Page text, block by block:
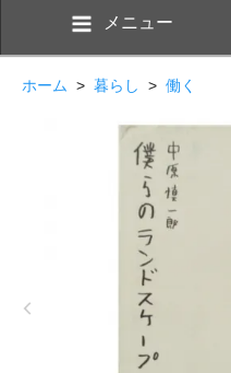
メニュー
ホーム > 暮らし > 働く